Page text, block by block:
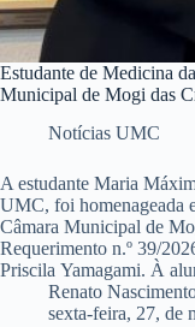
Estudante de Medicina
Municipal de Mogi das
Notícias UMC
A estudante Maria
UMC, foi homenageada
Câmara Municipal de
Requerimento n.º 39/
Priscila Yamagami. À
Renato
sexta-feira, 27, de